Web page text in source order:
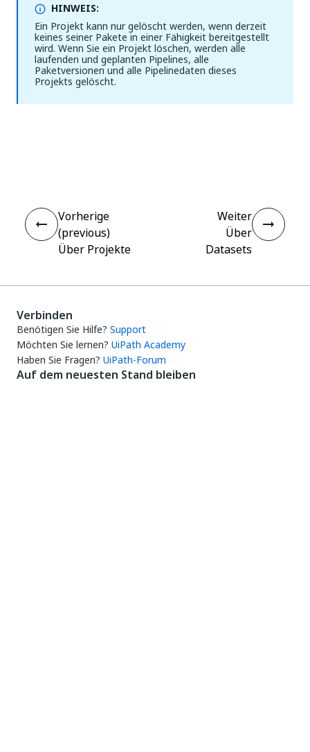
HINWEIS:
Ein Projekt kann nur gelöscht werden, wenn derzeit
keines seiner Pakete in einer Fähigkeit bereitgestellt
wird. Wenn Sie ein Projekt löschen, werden alle
laufenden und geplanten Pipelines, alle
Paketversionen und alle Pipelinedaten dieses
Projekts gelöscht.
Vorherige
(previous)
Über Projekte
Weiter
Über
Datasets
Verbinden
Benötigen Sie Hilfe? Support
Möchten Sie lernen? UiPath Academy
Haben Sie Fragen? UiPath-Forum
Auf dem neuesten Stand bleiben